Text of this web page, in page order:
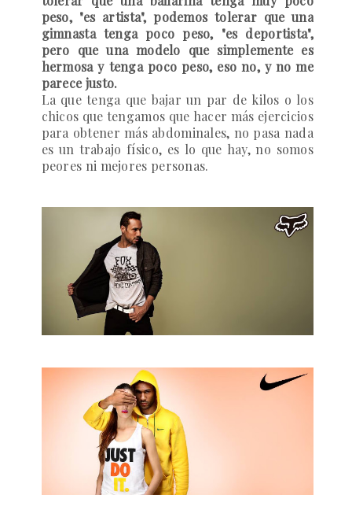
peso, "es artista", podemos tolerar que una
gimnasta tenga poco peso, "es deportista",
pero que una modelo que simplemente es
hermosa y tenga poco peso, eso no, y no me
parece justo.
La que tenga que bajar un par de kilos o los
chicos que tengamos que hacer más ejercicios
para obtener más abdominales, no pasa nada
es un trabajo físico, es lo que hay, no somos
peores ni mejores personas.